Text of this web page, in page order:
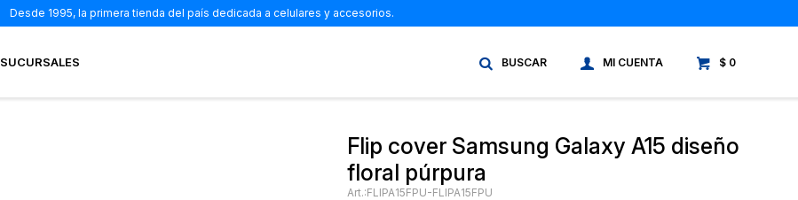
SUCURSALES $ 0
Desde 1995, la primera tienda del país dedicada a celulares y accesorios.
Flip cover Samsung Galaxy A15 diseño
floral púrpura
FLIPA15FPU-FLIPA15FPU